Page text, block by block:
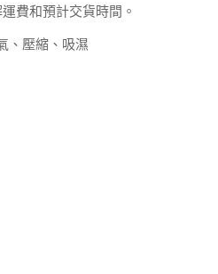
費和預計交貨時間。
、壓縮、吸濕